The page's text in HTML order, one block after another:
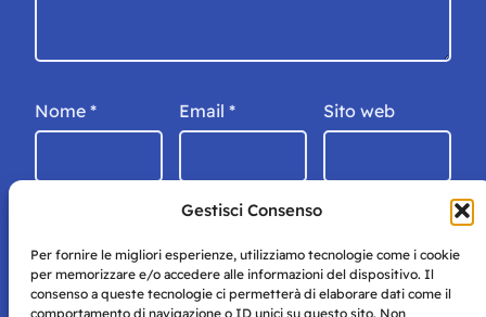
Gestisci Consenso
Per fornire le migliori esperienze, utilizziamo tecnologie come i cookie
per memorizzare e/o accedere alle informazioni del dispositivo. Il
consenso a queste tecnologie ci permetterà di elaborare dati come il
comportamento di navigazione o ID unici su questo sito. Non
Nome * Email * Sito web